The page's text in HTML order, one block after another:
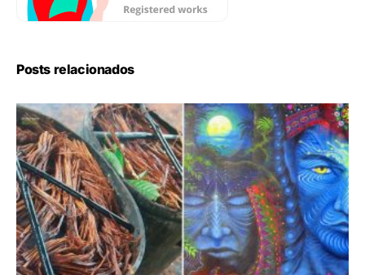
Posts relacionados